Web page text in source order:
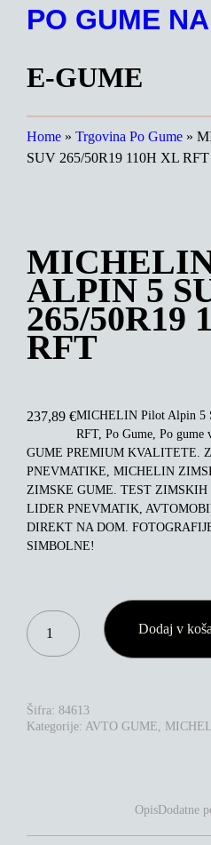
PreskočiPO GUME
E-GUME
Home » Trgovina Po Gume »
SUV 265/50R19 110H XL RFT
ALPIN 5
265/50R19
RFT
237,89 €MICHELIN Pilot Alpin 5
RFT, Po Gume, Po
GUME PREMIUM KVALITETE.
PNEVMATIKE, MICHELIN
ZIMSKE GUME. TEST ZIMSKIH
LIDER PNEVMATIK,
DIREKT NA DOM.
SIMBOLNE!
MICHELIN
PILOT
ALPIN
110H
XL
Dodaj v
Šifra: 84613
Kategorije: AVTO GUME,
OpisDodatne